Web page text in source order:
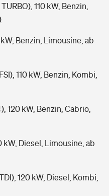
110 kW, Benzin,
Benzin, Limousine, ab
110 kW, Benzin, Kombi,
120 kW, Benzin, Cabrio,
kW, Diesel, Limousine, ab
120 kW, Diesel, Kombi,